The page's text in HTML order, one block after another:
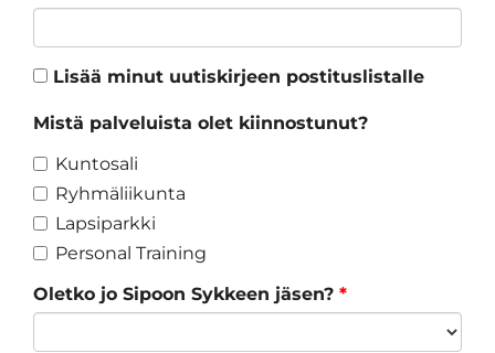
Lisää minut uutiskirjeen postituslistalle
Mistä palveluista olet kiinnostunut?
Kuntosali
Ryhmäliikunta
Lapsiparkki
Personal Training
Oletko jo Sipoon Sykkeen jäsen? *